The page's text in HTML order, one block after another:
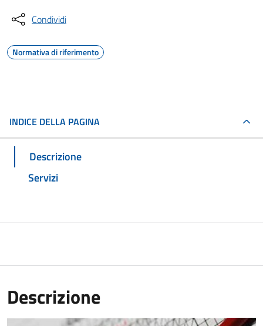
Condividi
Normativa di riferimento
INDICE DELLA PAGINA
Descrizione
Servizi
Descrizione